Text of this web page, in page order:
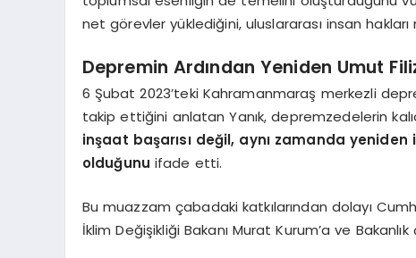
net görevler yüklediğini, uluslararası insan
Depremin Ardından Yeniden Umut
6 Şubat 2023’teki Kahramanmaraş merkezli
takip ettiğini anlatan Yanık, depremzedelerin
inşaat başarısı değil, aynı zamanda
olduğunu ifade etti.
Bu muazzam çabadaki katkılarından dolayı
İklim Değişikliği Bakanı Murat Kurum’a ve